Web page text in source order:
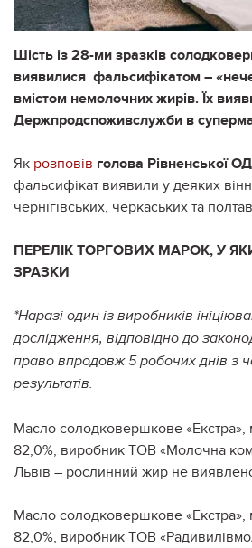
Шість із 28-ми зразків
виявилися фальсифікатом –
вмістом немолочних жирів. Їх
Держпродспоживслужби в
Як розповів голова Рівненської
фальсифікат виявили у деяких
чернігівських, черкаських та
ПЕРЕЛІК ТОРГОВИХ МАРОК, У
ЗРАЗКИ
*Наразі один із виробників
дослідження, відповідно до
право впродовж 5 робочих днів з
результатів.
Масло солодковершкове «Екстра»,
82,0%, виробник ТОВ «Молочна
Львів – рослинний жир не
Масло солодковершкове «Екстра»,
82,0%, виробник ТОВ